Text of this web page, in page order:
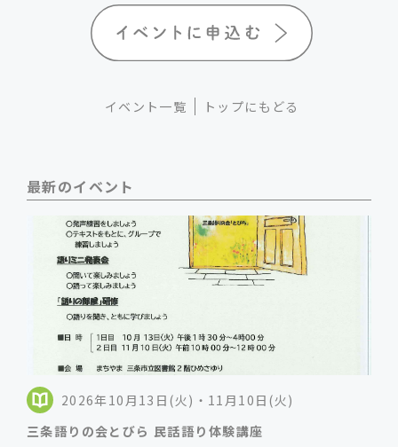
イベント一覧 トップにもどる
最新のイベント
2026年10月13日(火)・11月10日(火)
三条語りの会とびら 民話語り体験講座